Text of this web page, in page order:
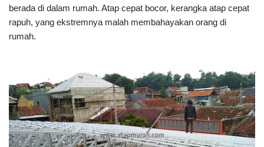
berada di dalam rumah. Atap cepat bocor, kerangka atap cepat
rapuh, yang ekstremnya malah membahayakan orang di
rumah.